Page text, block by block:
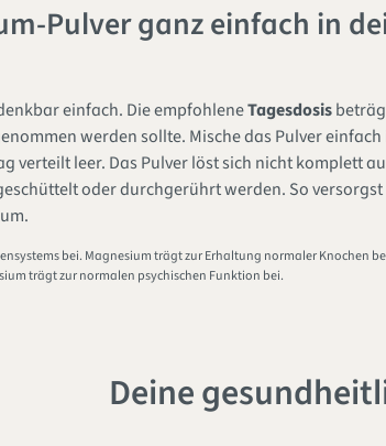
Pulver ganz einfach in
einfach. Die empfohleneTagesdosis
werden sollte. Mische das Pulver
verteilt leer. Das Pulver löst sich nicht komplett
oder durchgerührt werden. So
bei. Magnesium trägt zur Erhaltung normaler Knochen
trägt zur normalen psychischen Funktion bei.
Deine